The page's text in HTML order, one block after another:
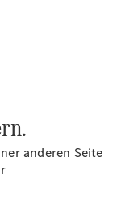
anderen Seite